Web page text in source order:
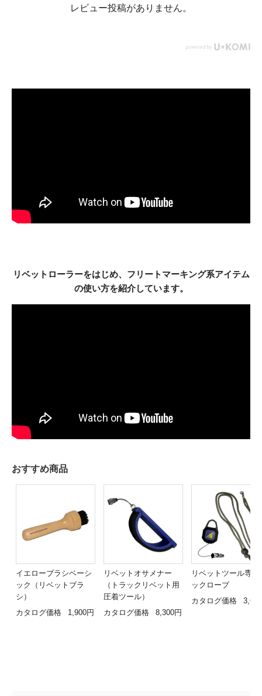
レビュー投稿がありません。
リベットローラーをはじめ、フリートマーキング系アイテム
の使い方を紹介しています。
おすすめ商品
イエローブラシベーシ
ック（リベットブラ
シ）
カタログ価格
1,900円
リベットオサメナー
（トラックリベット用
圧着ツール）
カタログ価格
8,300円
リベットツール専用
ックロープ
カタログ価格